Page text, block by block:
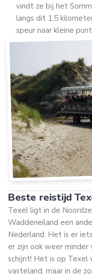
vindt ze bij het
langs dit 1,5
speur naar kleine
Beste reistijd
Texel ligt in de
Waddeneiland een
Nederland. Het is er
er zijn ook weer
schijnt! Het is op Texel
vasteland, maar in de